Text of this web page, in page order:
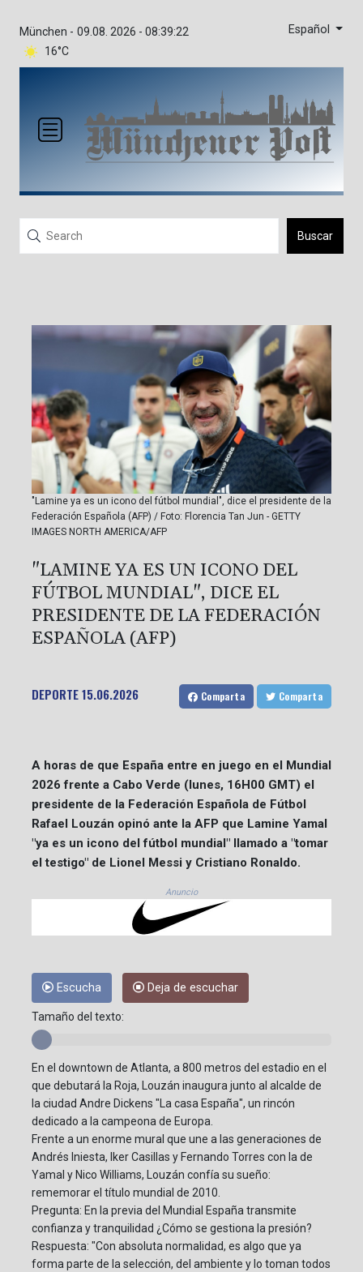
München -
16°C
09.08. 2026 - 08:39:22 Español
Buscar
"Lamine ya es un icono del fútbol mundial", dice el presidente de la
Federación Española (AFP) / Foto: Florencia Tan Jun - GETTY
IMAGES NORTH AMERICA/AFP
"LAMINE YA ES UN ICONO DEL
FÚTBOL MUNDIAL", DICE EL
PRESIDENTE DE LA FEDERACIÓN
ESPAÑOLA (AFP)
DEPORTE15.06.2026 Comparta Comparta
A horas de que España entre en juego en el Mundial
2026 frente a Cabo Verde (lunes, 16H00 GMT) el
presidente de la Federación Española de Fútbol
Rafael Louzán opinó ante la AFP que Lamine Yamal
"ya es un icono del fútbol mundial" llamado a "tomar
el testigo" de Lionel Messi y Cristiano Ronaldo.
Anuncio
Escucha Deja de escuchar
Tamaño del texto:
En el downtown de Atlanta, a 800 metros del estadio en el
que debutará la Roja, Louzán inaugura junto al alcalde de
la ciudad Andre Dickens "La casa España", un rincón
dedicado a la campeona de Europa.
Frente a un enorme mural que une a las generaciones de
Andrés Iniesta, Iker Casillas y Fernando Torres con la de
Yamal y Nico Williams, Louzán confía su sueño:
rememorar el título mundial de 2010.
Pregunta: En la previa del Mundial España transmite
confianza y tranquilidad ¿Cómo se gestiona la presión?
Respuesta: "Con absoluta normalidad, es algo que ya
forma parte de la selección, del ambiente y lo toman todos